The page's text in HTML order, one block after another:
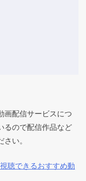
画配信サービスにつ
るので配信作品など
い。
聴できるおすすめ動